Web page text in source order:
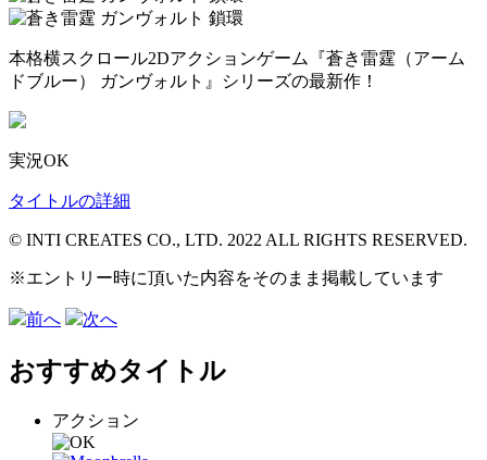
本格横スクロール2Dアクションゲーム『蒼き雷霆（アーム
ドブルー） ガンヴォルト』シリーズの最新作！
実況OK
タイトルの詳細
© INTI CREATES CO., LTD. 2022 ALL RIGHTS RESERVED.
※エントリー時に頂いた内容をそのまま掲載しています
前へ 次へ
おすすめタイトル
アクション